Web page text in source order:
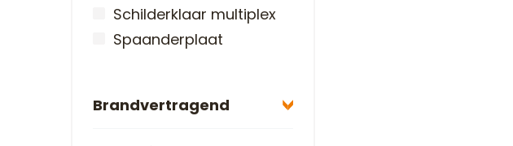
Schilderklaar multiplex
Spaanderplaat
Brandvertragend